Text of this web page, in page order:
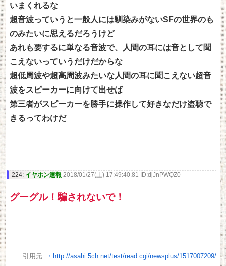
いまくれるな
超音波っていうと一般人には馴染みがないSFの世界のも
のみたいに思えるだろうけど
あれも要するに単なる音波で、人間の耳には音として聞
こえないっていうだけだからな
超低周波や超高周波みたいな人間の耳に聞こえない超音
波をスピーカーに向けて出せば
第三者がスピーカーを勝手に操作して好きなだけ盗聴で
きるってわけだ
224: イヤホン速報 2018/01/27(土) 17:49:40.81 ID:djJnPWQZ0
グーグル！騙されないで！
引用元: ・http://asahi.5ch.net/test/read.cgi/newsplus/1517007209/